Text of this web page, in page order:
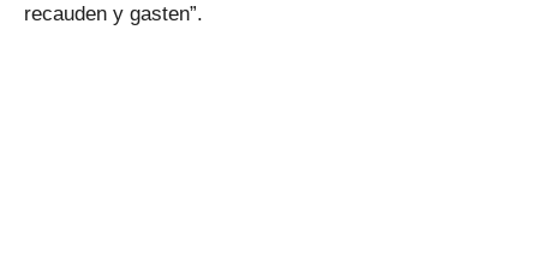
recauden y gasten”.